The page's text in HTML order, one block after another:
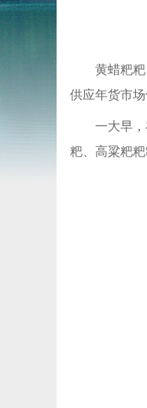
黄蜡粑
供应年货市场
一大早
粑、高粱粑